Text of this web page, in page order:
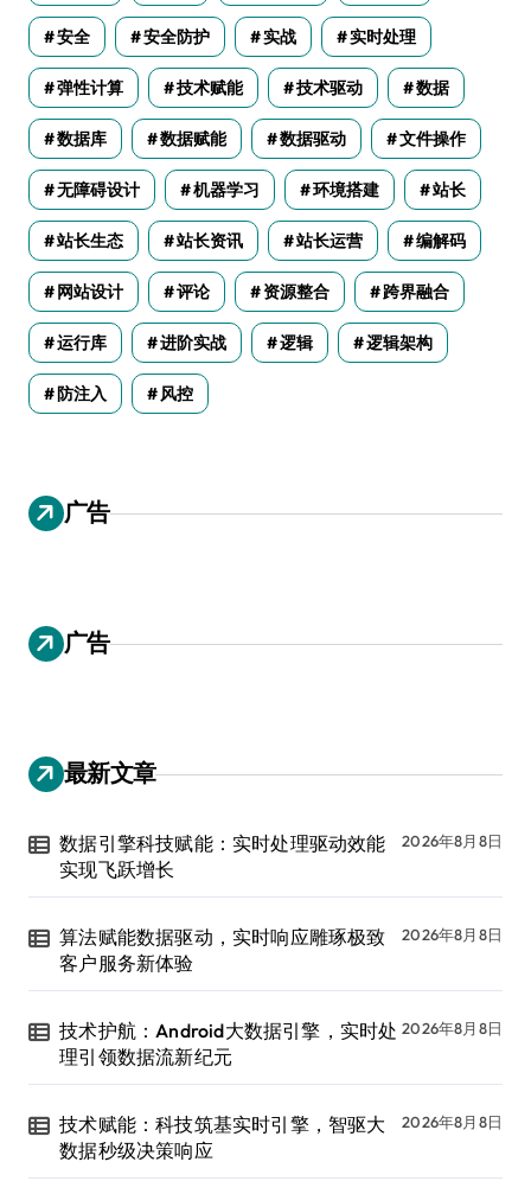
安全 安全防护 实战 实时处理
弹性计算 技术赋能 技术驱动 数据
数据库 数据赋能 数据驱动 文件操作
无障碍设计 机器学习 环境搭建 站长
站长生态 站长资讯 站长运营 编解码
网站设计 评论 资源整合 跨界融合
运行库 进阶实战 逻辑 逻辑架构
防注入 风控
广告
广告
最新文章
数据引擎科技赋能：实时处理驱动效能
实现飞跃增长
2026年8月8日
算法赋能数据驱动，实时响应雕琢极致
客户服务新体验
2026年8月8日
技术护航：Android大数据引擎，实时处
理引领数据流新纪元
2026年8月8日
技术赋能：科技筑基实时引擎，智驱大
数据秒级决策响应
2026年8月8日